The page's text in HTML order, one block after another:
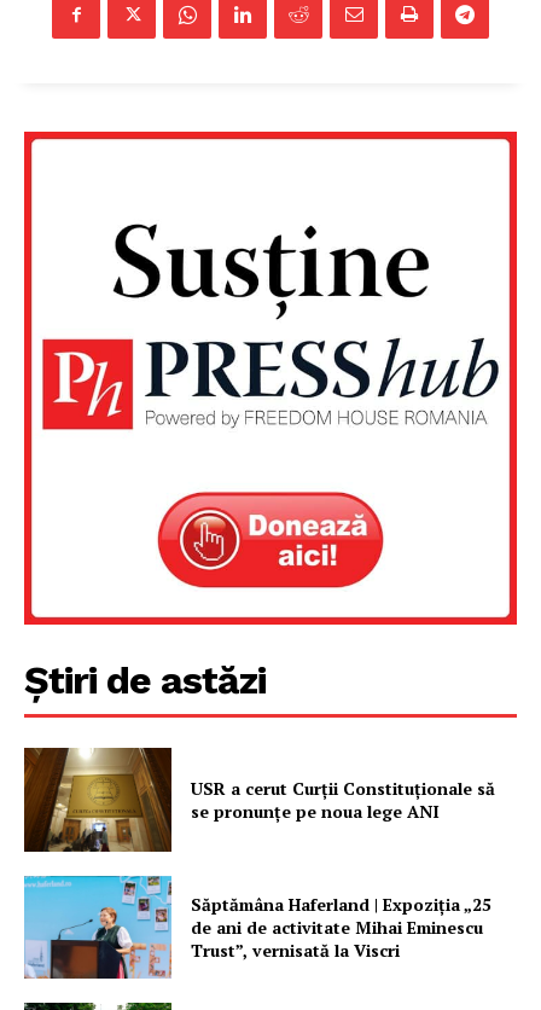
Un proiect
FREEDOM HOUSE ROMÂNIA
PRESShub
Despre noi / Echipa
Proiecte editoriale
Știri de astăzi
USR a cerut Curții Constituționale să
se pronunțe pe noua lege ANI
Săptămâna Haferland | Expoziţia „25
de ani de activitate Mihai Eminescu
Trust”, vernisată la Viscri